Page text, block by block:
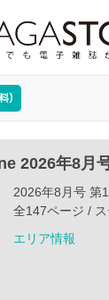
2026年8月
2026年8月号 第
全147ページ /
エリア情報